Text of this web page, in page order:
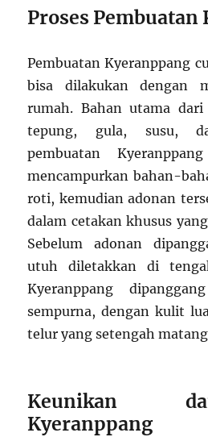
Proses
Pembuatan Kyeranppang
bisa dilakukan dengan
rumah. Bahan utama
tepung, gula, susu,
pembuatan
mencampurkan bahan-
roti, kemudian adonan
dalam cetakan khusus
Sebelum adonan
utuh diletakkan di
Kyeranppang
sempurna, dengan kulit
telur yang setengah
Keunikan
Kyeranppang